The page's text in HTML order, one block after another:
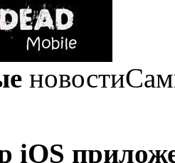
новости
iOS